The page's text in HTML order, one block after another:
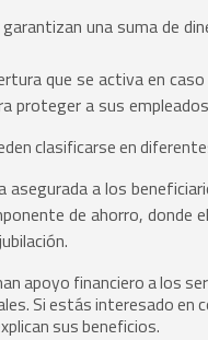
una suma de
que se activa en
proteger a sus
clasificarse en
asegurada a los
de ahorro, donde
apoyo financiero a los
Si estás interesado
sus beneficios.